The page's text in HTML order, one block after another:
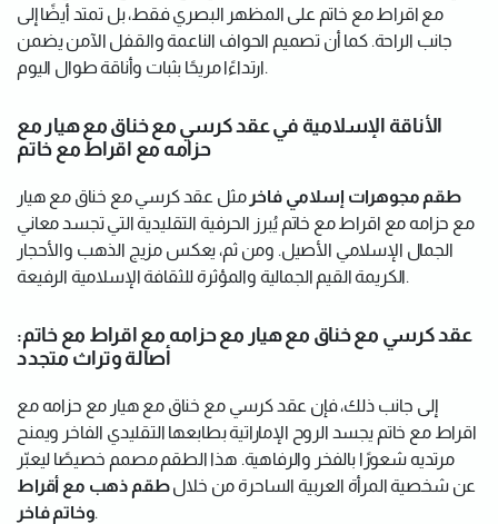
مع اقراط مع خاتم على المظهر البصري فقط، بل تمتد أيضًا إلى
جانب الراحة. كما أن تصميم الحواف الناعمة والقفل الآمن يضمن
ارتداءًا مريحًا بثبات وأناقة طوال اليوم.
الأناقة الإسلامية في عقد كرسي مع خناق مع هيار مع
حزامه مع اقراط مع خاتم
طقم مجوهرات إسلامي فاخر مثل عقد كرسي مع خناق مع هيار
مع حزامه مع اقراط مع خاتم يُبرز الحرفية التقليدية التي تجسد معاني
الجمال الإسلامي الأصيل. ومن ثم، يعكس مزيج الذهب والأحجار
الكريمة القيم الجمالية والمؤثرة للثقافة الإسلامية الرفيعة.
عقد كرسي مع خناق مع هيار مع حزامه مع اقراط مع خاتم:
أصالة وتراث متجدد
إلى جانب ذلك، فإن عقد كرسي مع خناق مع هيار مع حزامه مع
اقراط مع خاتم يجسد الروح الإماراتية بطابعها التقليدي الفاخر ويمنح
مرتديه شعورًا بالفخر والرفاهية. هذا الطقم مصمم خصيصًا ليعبّر
عن شخصية المرأة العربية الساحرة من خلالطقم ذهب مع أقراط
وخاتم فاخر.